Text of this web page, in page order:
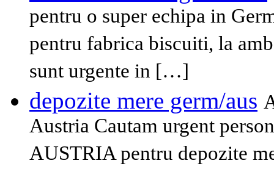
pentru o super echipa in
pentru fabrica biscuiti, la
sunt urgente in […]
depozite mere germ/aus
Austria Cautam urgent
AUSTRIA pentru depozite